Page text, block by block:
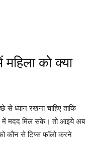
महिला को क्या
से ध्यान रखना चाहिए ताकि
में मदद मिल सके। तो आइये अब
कौन से टिप्स फॉलो करने